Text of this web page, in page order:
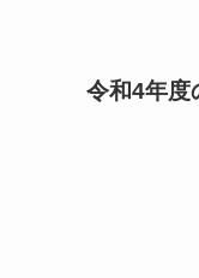
令和4年度